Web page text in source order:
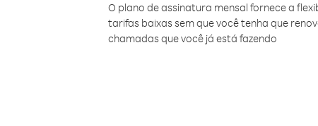
O plano de assinatura mensal fornece a
tarifas baixas sem que você tenha que
chamadas que você já está fazendo